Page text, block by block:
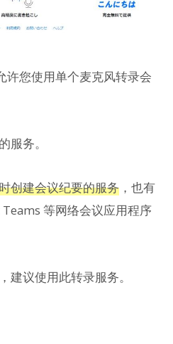
许您使用单个麦克风转录会
服务。
创建会议纪要的服务 ，也有
等网络会议应用程序
建议使用此转录服务。